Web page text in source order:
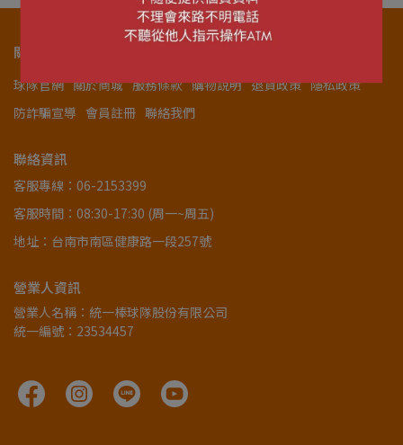
關於我們
球隊官網 關於商城 服務條款 購物說明 退貨政策 隱私政策
防詐騙宣導 會員註冊 聯絡我們
聯絡資訊
客服專線：06-2153399
客服時間：08:30-17:30 (周一~周五)
地址：台南市南區健康路一段257號
營業人資訊
營業人名稱：統一棒球隊股份有限公司
統一編號：23534457